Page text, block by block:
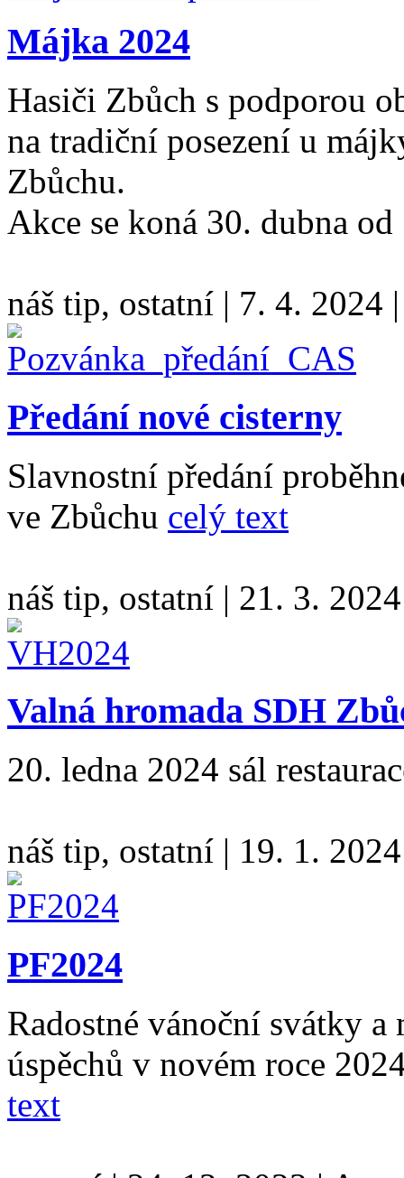
Májka 2024
Hasiči Zbůch s podporou
na tradiční posezení u
Zbůchu.
Akce se koná 30. dubna
náš tip, ostatní | 7. 4. 2024
Předání nové cisterny
Slavnostní předání
ve Zbůchu celý text
náš tip, ostatní | 21. 3. 2024
Valná hromada SDH
20. ledna 2024 sál
náš tip, ostatní | 19. 1. 2024
PF2024
Radostné vánoční svátky
úspěchů v novém roce
text